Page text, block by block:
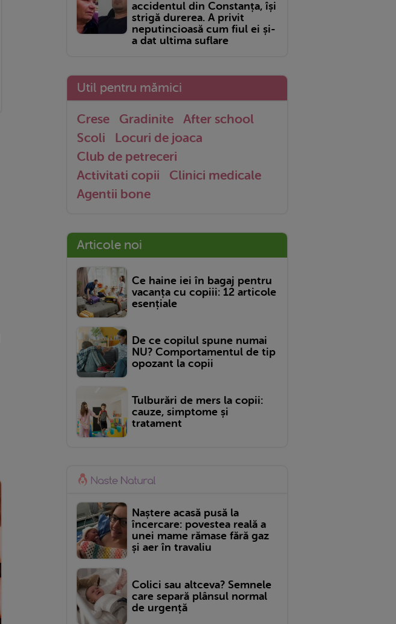
accidentul din Constanța, își
strigă durerea. A privit
neputincioasă cum fiul ei și-
a dat ultima suflare
Util pentru mămici
Crese Gradinite
After school
Scoli
Locuri de joaca
Club de petreceri
Activitati copii
Clinici medicale
Agentii bone
Articole noi
Ce haine iei în bagaj pentru
vacanța cu copiii: 12 articole
esențiale
De ce copilul spune numai
NU? Comportamentul de tip
opozant la copii
Tulburări de mers la copii:
cauze, simptome și
tratament
Naștere acasă pusă la
încercare: povestea reală a
unei mame rămase fără gaz
și aer în travaliu
Colici sau altceva? Semnele
care separă plânsul normal
de urgență